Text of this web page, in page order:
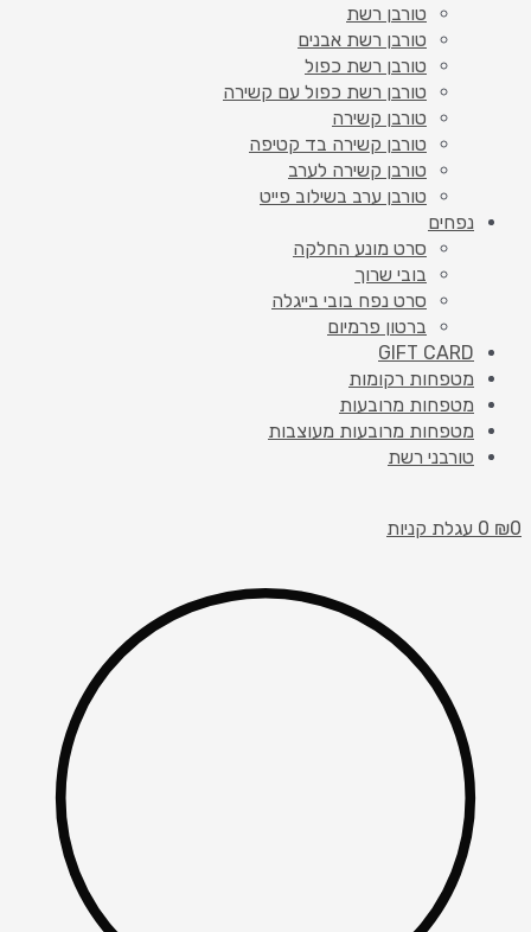
טורבן רשת
טורבן רשת אבנים
טורבן רשת כפול
טורבן רשת כפול עם קשירה
טורבן קשירה
טורבן קשירה בד קטיפה
טורבן קשירה לערב
טורבן ערב בשילוב פייט
נפחים
סרט מונע החלקה
בובי שרוך
סרט נפח בובי בייגלה
ברטון פרמיום
GIFT CARD
מטפחות רקומות
מטפחות מרובעות
מטפחות מרובעות מעוצבות
טורבני רשת
₪0
0 עגלת קניות